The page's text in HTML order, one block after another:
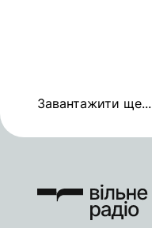
Завантажити ще...